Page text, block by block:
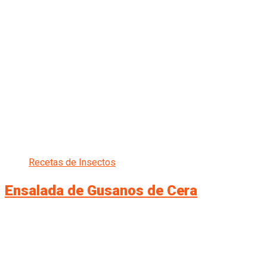
Recetas de Insectos
Ensalada de Gusanos de Cera